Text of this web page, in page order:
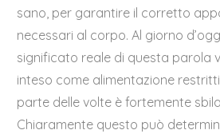
sano, per garantire il corretto
necessari al corpo. Al giorno
significato reale di questa parola
inteso come alimentazione
parte delle volte è fortemente
Chiaramente questo può